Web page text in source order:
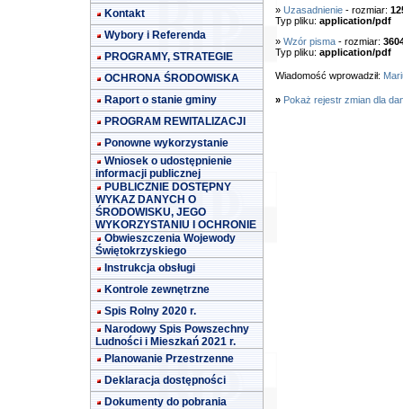
Kontakt
Wybory i Referenda
PROGRAMY, STRATEGIE
OCHRONA ŚRODOWISKA
Raport o stanie gminy
PROGRAM REWITALIZACJI
Ponowne wykorzystanie
Wniosek o udostępnienie
informacji publicznej
PUBLICZNIE DOSTĘPNY
WYKAZ DANYCH O
ŚRODOWISKU, JEGO
WYKORZYSTANIU I OCHRONIE
Obwieszczenia Wojewody
Świętokrzyskiego
Instrukcja obsługi
Kontrole zewnętrzne
Spis Rolny 2020 r.
Narodowy Spis Powszechny
Ludności i Mieszkań 2021 r.
Planowanie Przestrzenne
Deklaracja dostępności
Dokumenty do pobrania
» Uzasadnienie- rozmiar:
Typ pliku: application/pdf
» Wzór pisma- rozmiar:
Typ pliku: application/pdf
Wiadomość wprowadził:
» Pokaż rejestr zmian dla